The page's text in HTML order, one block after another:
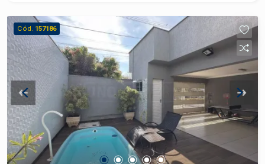
externo e lavanderia - Piscina em vinil -
Aquecimento solar nas torneiras internas -
Preparação para ar-condicionado nos dormitórios
e sala - Estrutura pronta para sistema de energia
fotovoltaica - Iluminação 100% em LED
Cód. 157186